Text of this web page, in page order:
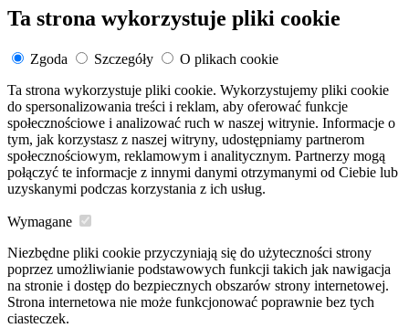
Ta strona wykorzystuje pliki cookie
Zgoda Szczegóły
O plikach cookie
Ta strona wykorzystuje pliki cookie. Wykorzystujemy pliki cookie
do spersonalizowania treści i reklam, aby oferować funkcje
społecznościowe i analizować ruch w naszej witrynie. Informacje o
tym, jak korzystasz z naszej witryny, udostępniamy partnerom
społecznościowym, reklamowym i analitycznym. Partnerzy mogą
połączyć te informacje z innymi danymi otrzymanymi od Ciebie lub
uzyskanymi podczas korzystania z ich usług.
Wymagane
Niezbędne pliki cookie przyczyniają się do użyteczności strony
poprzez umożliwianie podstawowych funkcji takich jak nawigacja
na stronie i dostęp do bezpiecznych obszarów strony internetowej.
Strona internetowa nie może funkcjonować poprawnie bez tych
ciasteczek.